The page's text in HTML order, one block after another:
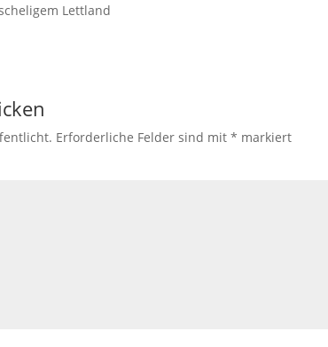
Lettland
Erforderliche Felder sind mit* markiert